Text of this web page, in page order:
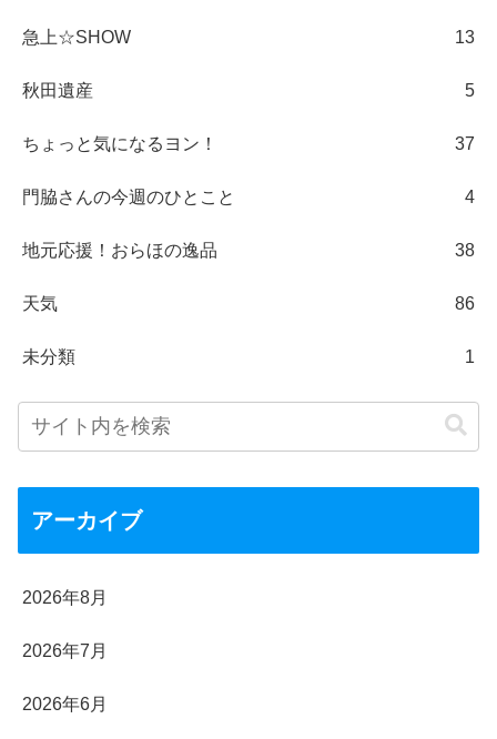
急上☆SHOW 13
秋田遺産 5
ちょっと気になるヨン！ 37
門脇さんの今週のひとこと 4
地元応援！おらほの逸品 38
天気 86
未分類 1
アーカイブ
2026年8月
2026年7月
2026年6月